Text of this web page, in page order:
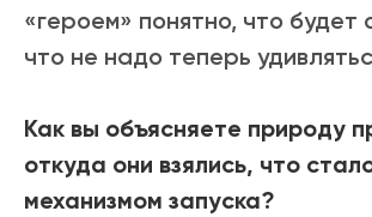
«героем» понятно, что будет
что не надо теперь
Как вы объясняете природу
откуда они взялись, что
механизмом запуска?